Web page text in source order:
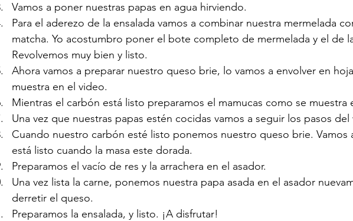
Vamos a poner nuestras papas en agua hirviendo.
Para el aderezo de la ensalada vamos a combinar nuestra mermelada
matcha. Yo acostumbro poner el bote completo de mermelada y el de
Revolvemos muy bien y listo.
Ahora vamos a preparar nuestro queso brie, lo vamos a envolver en
muestra en el video.
Mientras el carbón está listo preparamos el mamucas como se muestra
Una vez que nuestras papas estén cocidas vamos a seguir los pasos del
Cuando nuestro carbón esté listo ponemos nuestro queso brie. Vamos
está listo cuando la masa este dorada.
Preparamos el vacío de res y la arrachera en el asador.
Una vez lista la carne, ponemos nuestra papa asada en el asador
derretir el queso.
Preparamos la ensalada, y listo. ¡A disfrutar!